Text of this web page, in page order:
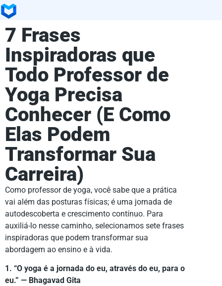
7 Frases
Inspiradoras que
Todo Professor de
Yoga Precisa
Conhecer (E Como
Elas Podem
Transformar Sua
Carreira)
Como professor de yoga, você sabe que a prática
vai além das posturas físicas; é uma jornada de
autodescoberta e crescimento contínuo. Para
auxiliá-lo nesse caminho, selecionamos sete frases
inspiradoras que podem transformar sua
abordagem ao ensino e à vida.
1. “O yoga é a jornada do eu, através do eu, para o
eu.” — Bhagavad Gita